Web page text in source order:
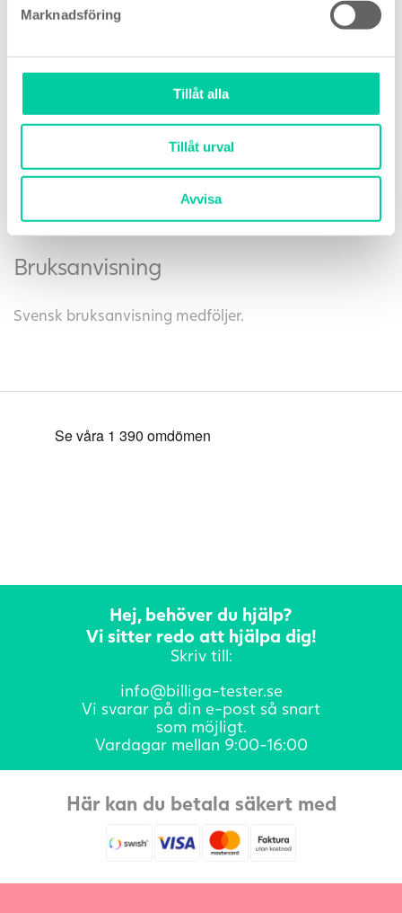
Marknadsföring
Tillåt alla
Tillåt urval
Avvisa
direkt.
Testa antingen i urinstrålen eller i ett uppsamlat
urinprov.
Avlägsna spetsen från urinen när stopplampan
Sätt på locket igen och lägg teststickan på en plan
När testet börjar arbeta visas den smarta
nedräkningen som en försäkran om att testet
fungerar och räknar ned till du kan se resultatet i
ord.
Bruksanvisning
Svensk bruksanvisning medföljer.
Hej, behöver du hjälp?
Vi sitter redo att hjälpa dig!
Skriv till:
info@billiga-tester.se
Vi svarar på din e-post så snart
som möjligt.
Vardagar mellan 9:00-16:00
Här kan du betala säkert med